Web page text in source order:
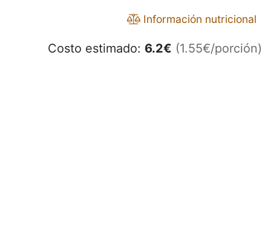
Información nutricional
Costo estimado: 6.2€ (1.55€/porción)